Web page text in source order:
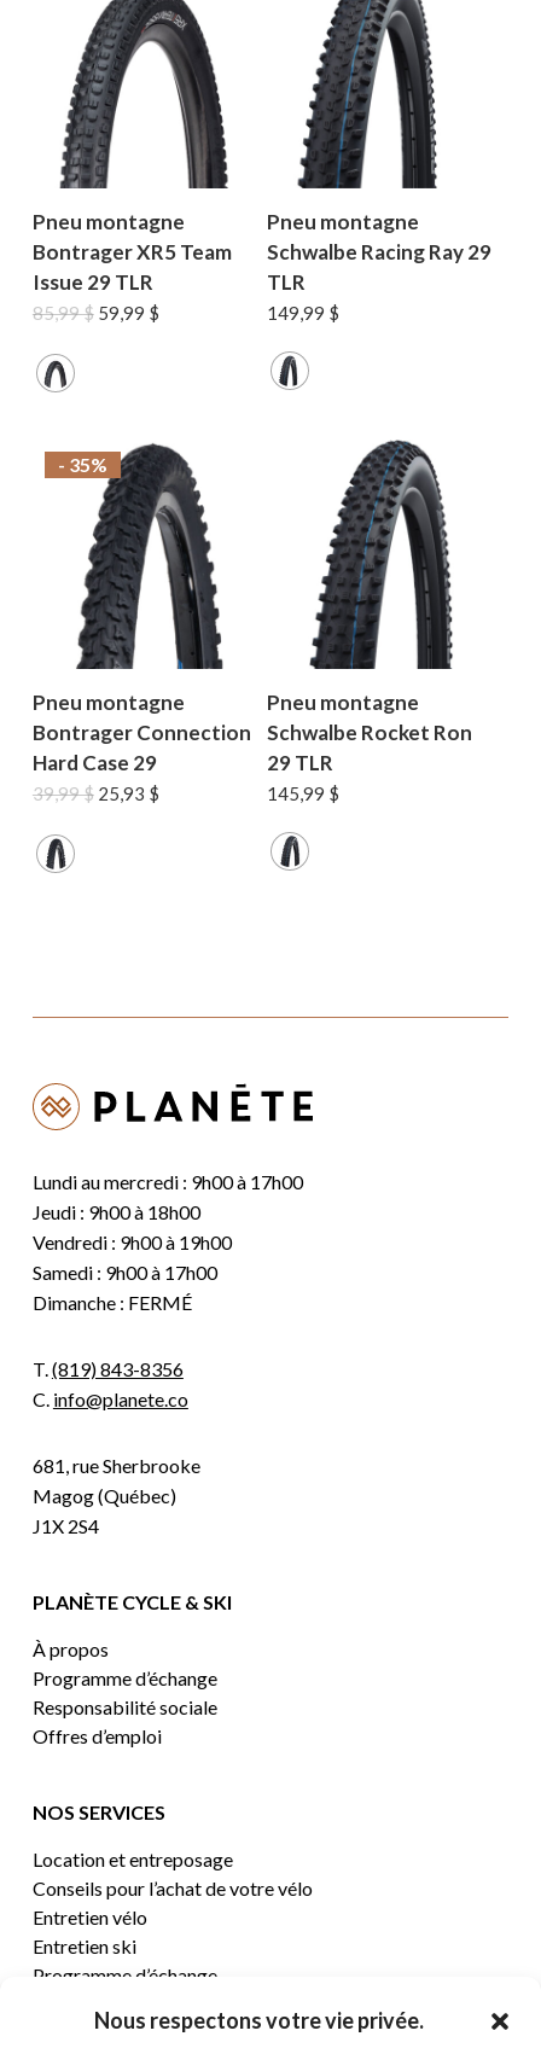
Nous respectons votre vie privée.
Pneu montagne
Bontrager XR5 Team
Issue 29 TLR
85,99$ Le
59,99 $Le
Pneu montagne
Schwalbe Racing Ray 29
TLR
149,99 $
- 35%
Pneu montagne
Bontrager Connection
Hard Case 29
39,99$ Le
25,93 $Le
Pneu montagne
Schwalbe Rocket Ron
29 TLR
145,99 $
Lundi au mercredi : 9h00 à 17h00
Jeudi : 9h00 à 18h00
Vendredi : 9h00 à 19h00
Samedi : 9h00 à 17h00
Dimanche : FERMÉ
T.(819) 843-8356
C. info@planete.co
681, rue Sherbrooke
Magog (Québec)
J1X 2S4
PLANÈTE CYCLE & SKI
À propos
Programme d’échange
Responsabilité sociale
Offres d’emploi
NOS SERVICES
Location et entreposage
Conseils pour l’achat de votre vélo
Entretien vélo
Entretien ski
Programme d’échange